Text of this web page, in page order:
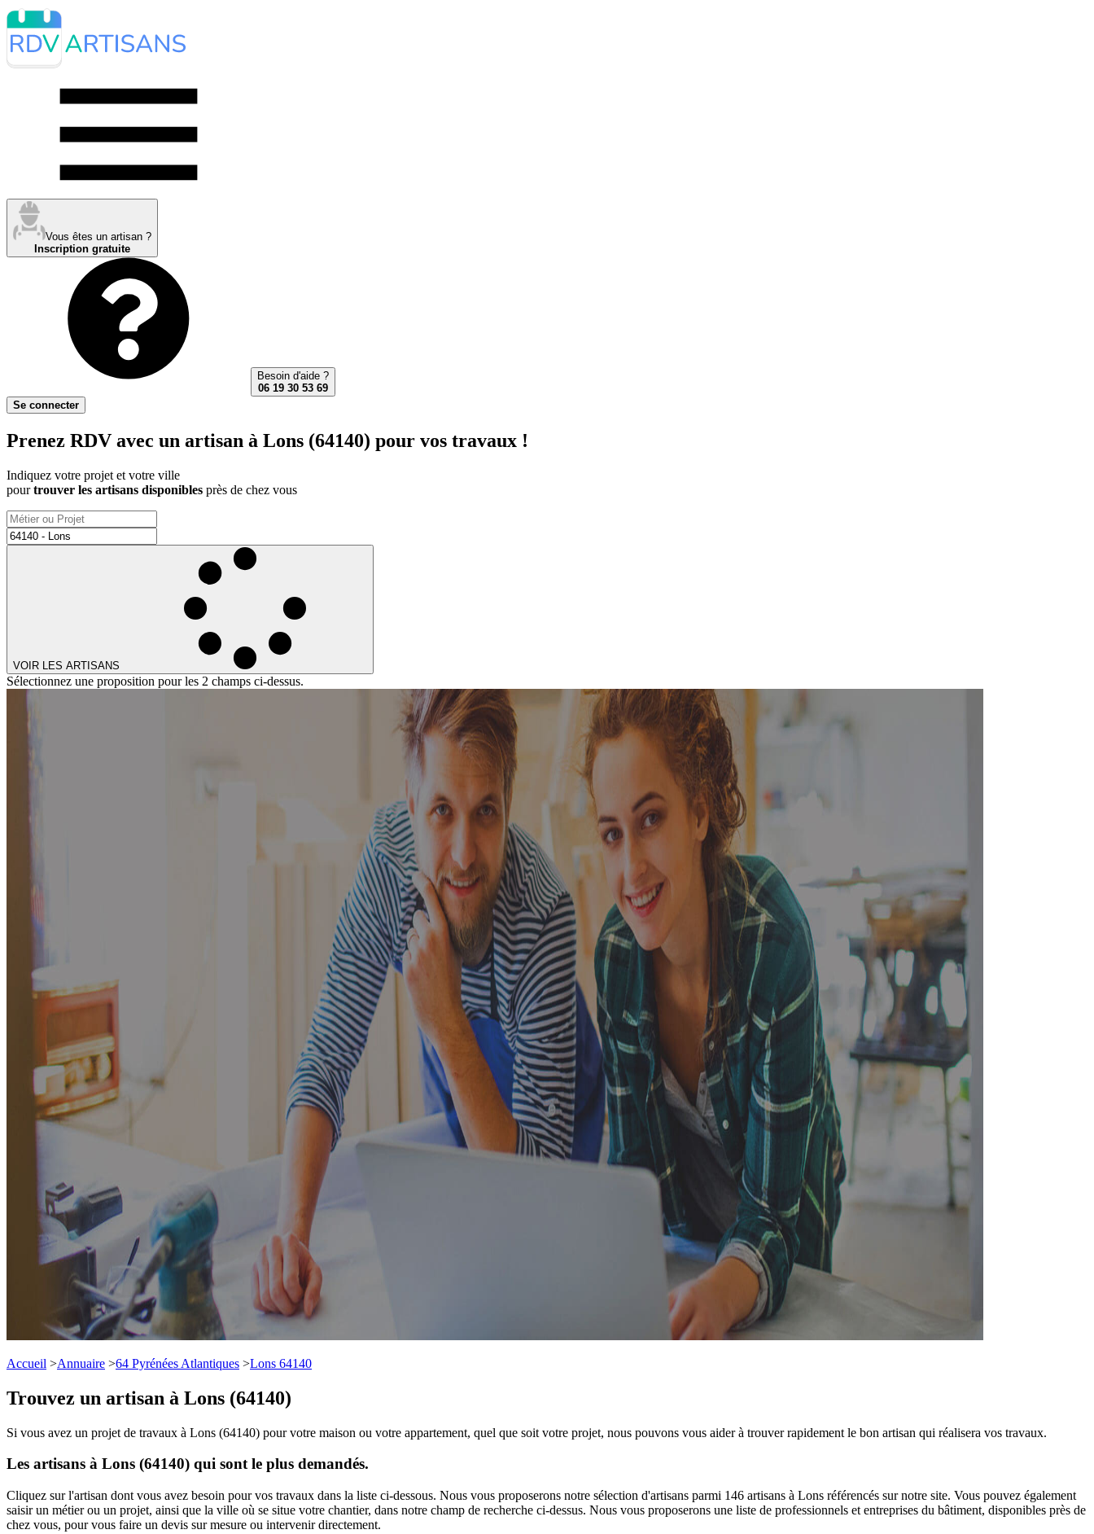
Vous êtes un artisan ?
Inscription gratuite
Besoin d'aide ?
06 19 30 53 69
Se connecter
Prenez RDV avec un artisan à Lons (64140) pour vos travaux !
Indiquez votre projet et votre ville
pourtrouver les artisans disponibles près de chez vous
VOIR LES ARTISANS
Sélectionnez une proposition pour les 2 champs ci-dessus.
Accueil >Annuaire >64 Pyrénées Atlantiques >Lons 64140
Trouvez un artisan à Lons (64140)
Si vous avez un projet de travaux à Lons (64140) pour votre maison ou votre appartement, quel que soit votre projet, nous pouvons vous aider à trouver rapidement le bon artisan qui réalisera vos travaux.
Les artisans à Lons (64140) qui sont le plus demandés.
Cliquez sur l'artisan dont vous avez besoin pour vos travaux dans la liste ci-dessous. Nous vous proposerons notre sélection d'artisans parmi 146 artisans à Lons référencés sur notre site. Vous pouvez également
saisir un métier ou un projet, ainsi que la ville où se situe votre chantier, dans notre champ de recherche ci-dessus. Nous vous proposerons une liste de professionnels et entreprises du bâtiment, disponibles près de
chez vous, pour vous faire un devis sur mesure ou intervenir directement.